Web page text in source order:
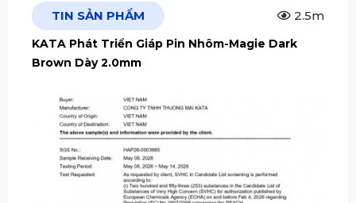
TIN SẢN PHẨM 2.5m
KATA Phát Triển Giáp Pin Nhôm-Magie Dark
Brown Dày 2.0mm